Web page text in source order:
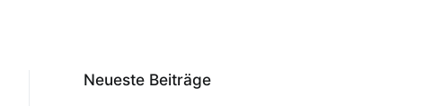
Neueste Beiträge